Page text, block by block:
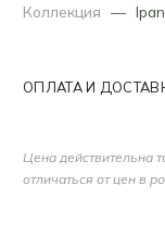
Коллекция —
ОПЛАТА И
Цена действительна
отличаться от цен в